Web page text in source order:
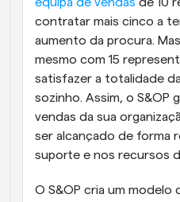
contratar mais cinco a
aumento da procura.
mesmo com 15
satisfazer a totalidade
sozinho. Assim, o S&OP
vendas da sua
ser alcançado de forma
suporte e nos recursos
O S&OP cria um modelo